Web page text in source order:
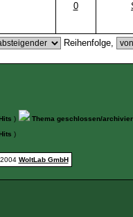
0
Reihenfolge,
)
Thema geschlossen/
)
WoltLab GmbH